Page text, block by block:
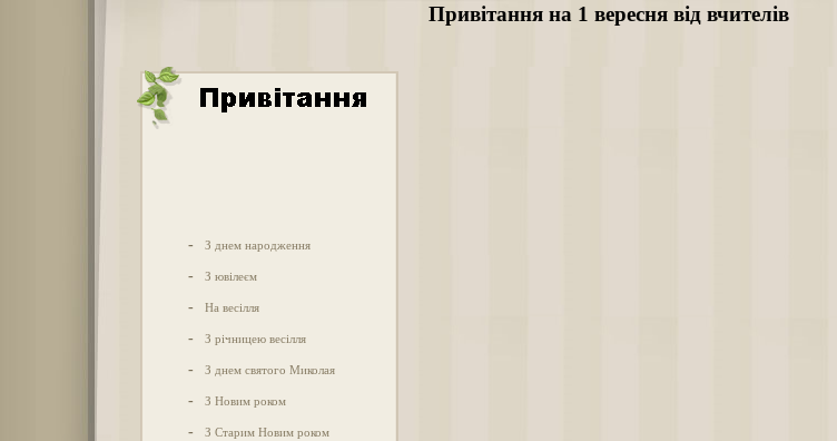
Привітання на 1 вересня від вчителів
- З днем народження
- З ювілеєм
- На весілля
- З річницею весілля
- З днем святого Миколая
- З Новим роком
- З Старим Новим роком